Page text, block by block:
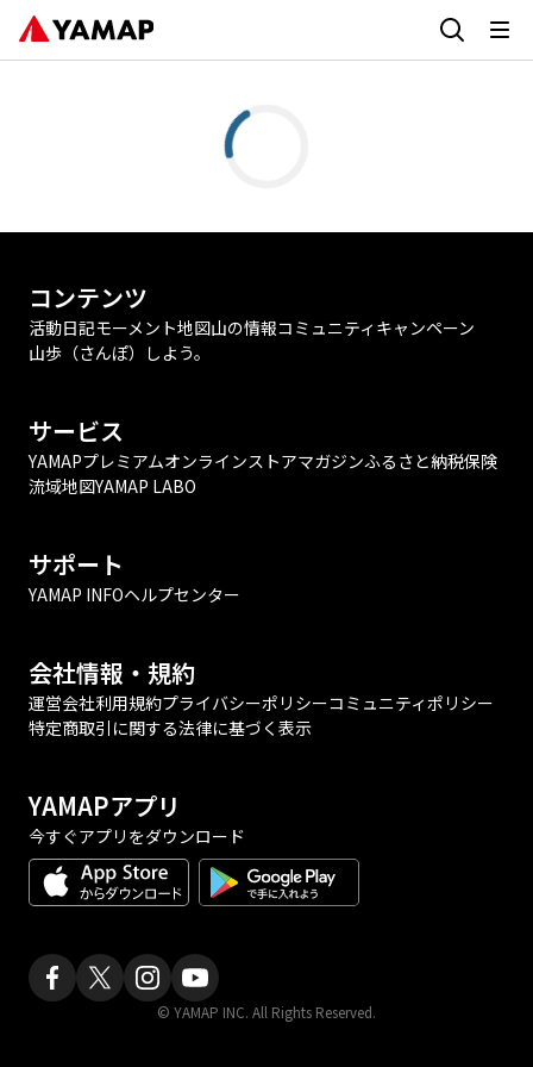
コンテンツ
活動日記モーメント地図山の情報コミュニティ キャンペーン
山歩（さんぽ）しよう。
サービス
YAMAPプレミアムオンラインストアマガジンふるさと納税保険
流域地図YAMAP LABO
サポート
YAMAP INFOヘルプセンター
会社情報・規約
運営会社利用規約プライバシーポリシーコミュニティポリシー
特定商取引に関する法律に基づく表示
YAMAPアプリ
今すぐアプリをダウンロード
© YAMAP INC. All Rights Reserved.